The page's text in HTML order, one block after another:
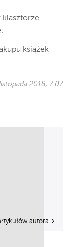
klasztorze
książek
2018, 7:07
autora